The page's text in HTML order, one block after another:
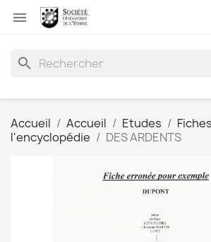

search
Accueil Accueil Etudes
l'encyclopédie
DES ARDENTS